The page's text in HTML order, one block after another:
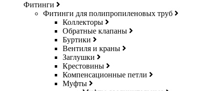
Фитинги
Фитинги для полипропиленовых труб
Коллекторы
Обратные клапаны
Буртики
Вентиля и краны
Заглушки
Крестовины
Компенсационные петли
Муфты